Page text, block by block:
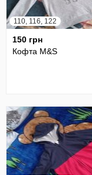
110, 116, 122
150 грн
Кофта M&S